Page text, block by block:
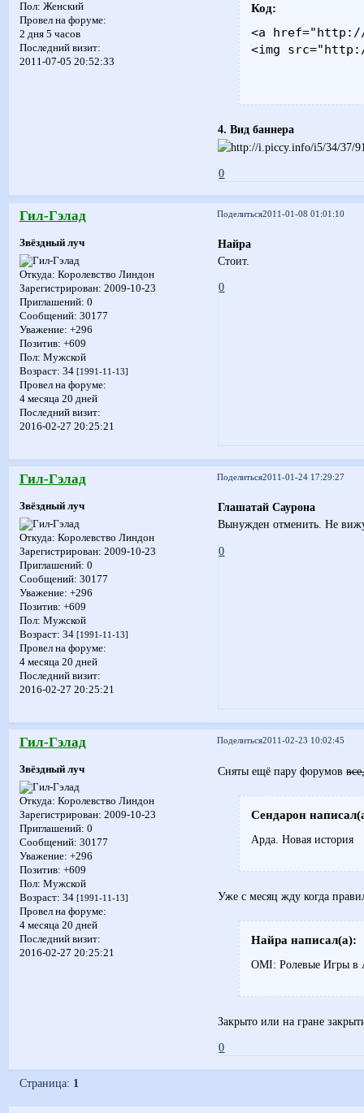
Пол: Женский
Провел на форуме:
2 дня 5 часов
Последний визит:
2011-07-05 20:52:33
Код:
<a
<img
4. Вид баннера
0
Поделиться2011-01-08 01:01:10
Гил-Гэлад
Звёздный луч
Откуда: Королевство Линдон
Зарегистрирован: 2009-10-23
Приглашений: 0
Сообщений: 30177
Уважение: +296
Позитив: +609
Пол: Мужской
Возраст: 34 [1991-11-13]
Провел на форуме:
4 месяца 20 дней
Последний визит:
2016-02-27 20:25:21
Найра
Стоит.
0
Поделиться2011-01-24 17:29:27
Гил-Гэлад
Звёздный луч
Откуда: Королевство Линдон
Зарегистрирован: 2009-10-23
Приглашений: 0
Сообщений: 30177
Уважение: +296
Позитив: +609
Пол: Мужской
Возраст: 34 [1991-11-13]
Провел на форуме:
4 месяца 20 дней
Последний визит:
2016-02-27 20:25:21
Глашатай Саурона
Вынужден отменить. Не
0
Поделиться2011-02-23 10:02:45
Гил-Гэлад
Звёздный луч
Откуда: Королевство Линдон
Зарегистрирован: 2009-10-23
Приглашений: 0
Сообщений: 30177
Уважение: +296
Позитив: +609
Пол: Мужской
Возраст: 34 [1991-11-13]
Провел на форуме:
4 месяца 20 дней
Последний визит:
2016-02-27 20:25:21
Сняты ещё пару форумов
Сендарон
Арда. Новая история
Уже с месяц жду когда
Найра написал(а):
OMI: Ролевые Игры в
Закрыто или на гране
0
Страница: 1